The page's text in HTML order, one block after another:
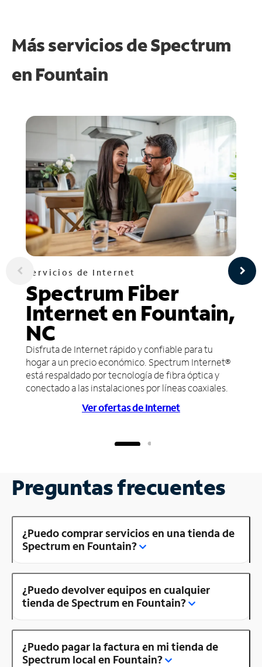
Más servicios de Spectrum
en Fountain
Servicios de Internet
Spectrum Fiber
Internet en Fountain,
NC
Disfruta de Internet rápido y confiable para tu
hogar a un precio económico. Spectrum Internet®
está respaldado por tecnología de fibra óptica y
conectado a las instalaciones por líneas coaxiales.
Ver ofertas de Internet
Preguntas frecuentes
¿Puedo comprar servicios en una tienda de
Spectrum en Fountain?
¿Puedo devolver equipos en cualquier
tienda de Spectrum en Fountain?
¿Puedo pagar la factura en mi tienda de
Spectrum local en Fountain?